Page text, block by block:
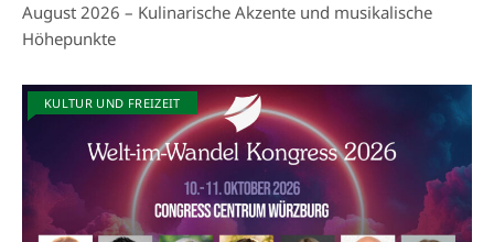
August 2026 – Kulinarische Akzente und musikalische
Höhepunkte
KULTUR UND FREIZEIT